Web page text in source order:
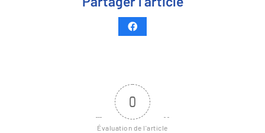
Partager l’article
0
Évaluation de l'article